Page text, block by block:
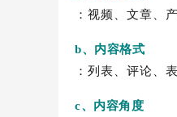
：视频、文章、
b、内容格式
：列表、评论、
c、内容角度